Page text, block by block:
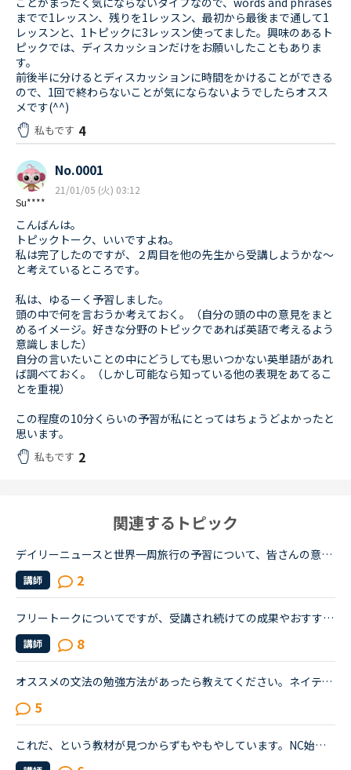
までで1レッスン、残りを1レッスン、最初から最後まで通して1
レッスンと、1トピックに3レッスン使ってました。興味のあるト
ピックでは、ディスカッションだけをお願いしたこともありま
す。
前後半に分けるとディスカッションに時間をかけることができる
ので、1回で終わらないことが気にならないようでしたらオスス
メです(^^)
私もです 4
Su****
No.0001
21/01/05 (火) 03:12
こんばんは。
トピックトーク、いいですよね。
私は完了したのですが、２周目を他の先生から受講しようかな〜
と考えているところです。
私は、ゆるーく予習しました。
頭の中で何を言おうか考えておく。（自分の頭の中の意見をまと
めるイメージ。好きな分野のトピックであれば英語で考えるよう
意識しました）
自分の言いたいことの中にどうしても思いつかない英単語があれ
ば調べておく。（しかし可能なら知っている他の表現をあてるこ
とを重視）
この程度の10分くらいの予習が私にとってはちょうどよかったと
思います。
私もです 2
関連するトピック
デイリーニュースと世界一周旅行の予習について、皆さんの意見をお聞きしたく、トピックを作成させていただきます。基本的な文法については、ある程度中高時代の知識が残っており、今までは復習を兼ねつつSIDE by...
講師 2
フリートークについてですが、受講され続けての成果やおすすめの受講方法、気をつけていることあれば教えていただけないでしょうか。これからはアウトプットも鍛えたいので、フリートークを受講する機会を増やし...
講師 8
オススメの文法の勉強方法があったら教えてください。ネイティブキャンプを初めて半年ほど経つものです。（２４歳 女）目的は海外の友達と話せるようになりたい。日常会話をマスターしたと思い始めました。レベ...
5
これだ、という教材が見つからずもやもやしています。NC始めて2ヶ月の若手社会人です。いわゆる受験英語はしっかりやりましたが、読み書きはできた当時もリスニング&amp;スピーキングはさっぱりでした。英語を忘...